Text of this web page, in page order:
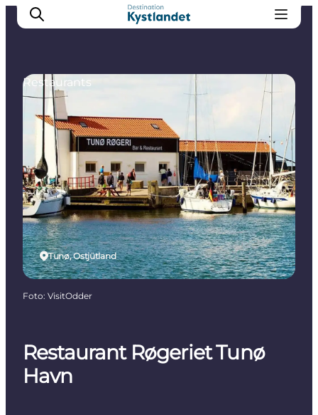
Erlebnisse
Städte
Unterkünfte
Camping
Restaurant Røgeriet Tunø
Havn
Tunø, Ostjütland
Restaurants
Foto: VisitOdder